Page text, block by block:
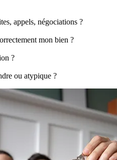
appels, négociations ?
mon bien ?
?
ou atypique ?